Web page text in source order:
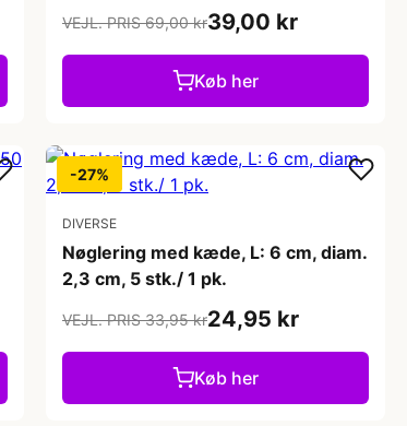
VEJL. PRIS 69,00 kr39,00 kr
Køb her
-27%
DIVERSE
Nøglering med kæde, L: 6 cm, diam.
2,3 cm, 5 stk./ 1 pk.
VEJL. PRIS 33,95 kr24,95 kr
Køb her